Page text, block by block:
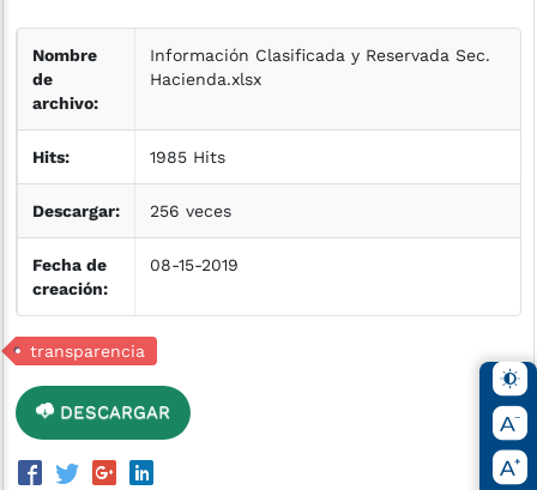
Nombre
de
archivo:
Información Clasificada y Reservada Sec.
Hacienda.xlsx
Hits: 1985 Hits
Descargar: 256 veces
Fecha de
creación:
08-15-2019
transparencia
DESCARGAR